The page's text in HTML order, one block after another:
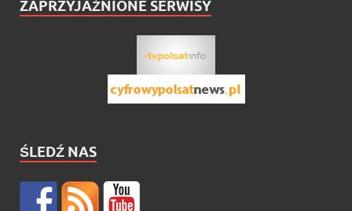
ZAPRZYJAŹNIONE SERWISY
ŚLEDŹ NAS